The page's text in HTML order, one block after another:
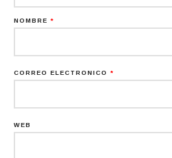
NOMBRE *
CORREO ELECTRÓNICO *
WEB